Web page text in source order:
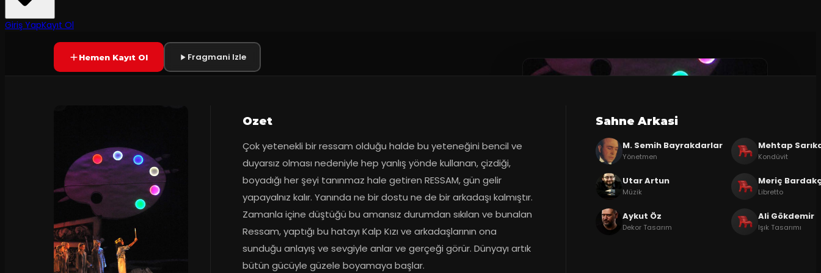
Giriş YapKayıt OlYAKINDA
Hemen Kayıt Ol Fragmani Izle
Ozet
Çok yetenekli bir ressam olduğu halde bu yeteneğini bencil ve
duyarsız olması nedeniyle hep yanlış yönde kullanan, çizdiği,
boyadığı her şeyi tanınmaz hale getiren RESSAM, gün gelir
yapayalnız kalır. Yanında ne bir dostu ne de bir arkadaşı kalmıştır.
Zamanla içine düştüğü bu amansız durumdan sıkılan ve bunalan
Ressam, yaptığı bu hatayı Kalp Kızı ve arkadaşlarının ona
sunduğu anlayış ve sevgiyle anlar ve gerçeği görür. Dünyayı artık
bütün gücüyle güzele boyamaya başlar.
Sahne Arkasi
M. Semih Bayrakdarlar
Yönetmen
Mehtap
Kondüvit
Utar Artun
Müzik
Meriç
Libretto
Aykut Öz
Dekor Tasarım
Ali Gökdemir
Işık Tasarımı